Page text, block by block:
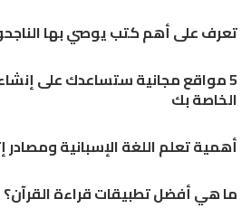
تعرف على أهم كتب يوصي بها
5 مواقع مجانية ستساعدك على إنشاء
الخاصة بك
أهمية تعلم اللغة الإسبانية ومصادر
ما هي أفضل تطبيقات قراءة القرآن؟